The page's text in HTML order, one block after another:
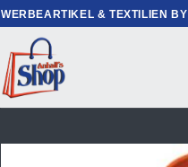
WERBEARTIKEL & TEXTILIEN BY